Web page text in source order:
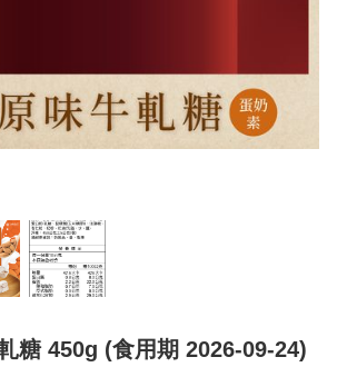
糖 450g (食用期 2026-09-24)